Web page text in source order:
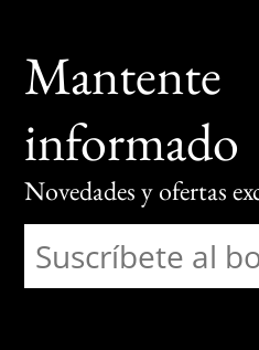
Mantente
informado
Novedades y ofertas